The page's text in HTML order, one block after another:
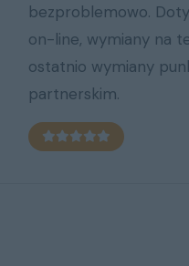
wymiany on-line
należącej do
chwil po wysłaniu
swoje pieniądze w
przelewem na telefon.